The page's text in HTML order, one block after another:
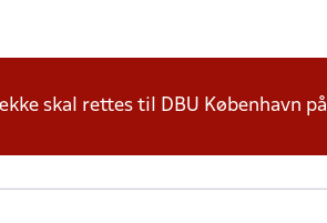
skal rettes til DBU København på